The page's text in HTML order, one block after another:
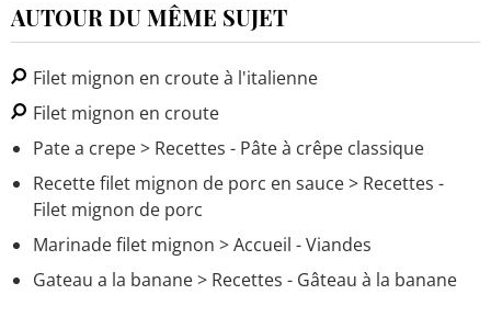
AUTOUR DU MÊME SUJET
Filet mignon en croute à l'italienne
Filet mignon en croute
Pate a crepe> Recettes - Pâte à crêpe classique
Recette filet mignon de porc en sauce> Recettes -
Filet mignon de porc
Marinade filet mignon > Accueil - Viandes
Gateau a la banane> Recettes - Gâteau à la banane